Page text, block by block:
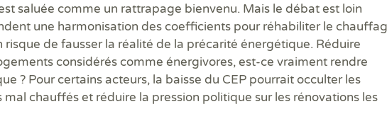
saluée comme un rattrapage bienvenu. Mais le débat est loin
une harmonisation des coefficients pour réhabiliter le
risque de fausser la réalité de la précarité énergétique. Réduire
considérés comme énergivores, est-ce vraiment rendre
? Pour certains acteurs, la baisse du CEP pourrait occulter les
chauffés et réduire la pression politique sur les rénovations les